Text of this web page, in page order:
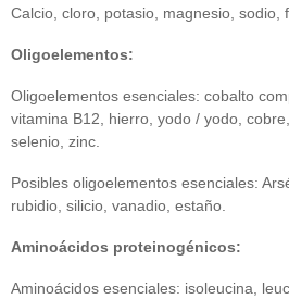
Calcio, cloro, potasio, magnesio, sodio,
Oligoelementos:
Oligoelementos esenciales: cobalto
vitamina B12, hierro, yodo / yodo,
selenio, zinc.
Posibles oligoelementos esenciales:
rubidio, silicio, vanadio, estaño.
Aminoácidos proteinogénicos:
Aminoácidos esenciales: isoleucina,